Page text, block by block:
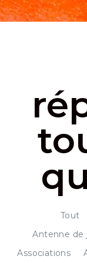
Tout
Antenne de
Associations